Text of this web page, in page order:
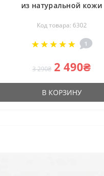
из натуральной кожи
Код товара: 6302
1
3 290₴ 2 490₴
В КОРЗИНУ